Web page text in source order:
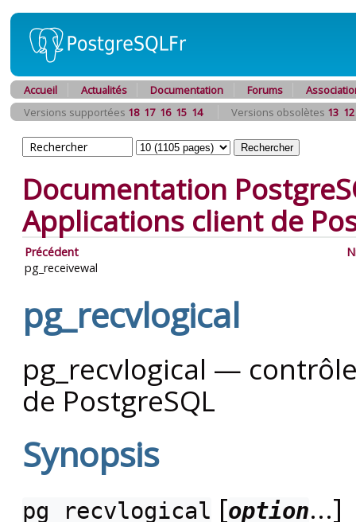
Accueil Actualités Documentation Forums
Versions supportées 18 17 16 15 14 Versions obsolètes 13 12
Documentation
Applications client de
Précédent
pg_receivewal
pg_recvlogical
pg_recvlogical —
de PostgreSQL
Synopsis
pg_recvlogical [option...]